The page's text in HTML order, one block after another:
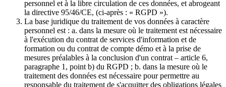
personnel et à la libre circulation de ces données, et abrogeant
la directive 95/46/CE, (ci-après : « RGPD »).
La base juridique du traitement de vos données à caractère
personnel est : a. dans la mesure où le traitement est nécessaire
à l'exécution du contrat de services d'information et de
formation ou du contrat de compte démo et à la prise de
mesures préalables à la conclusion d'un contrat – article 6,
paragraphe 1, point b) du RGPD ; b. dans la mesure où le
traitement des données est nécessaire pour permettre au
responsable du traitement de s'acquitter des obligations légales